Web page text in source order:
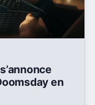
en